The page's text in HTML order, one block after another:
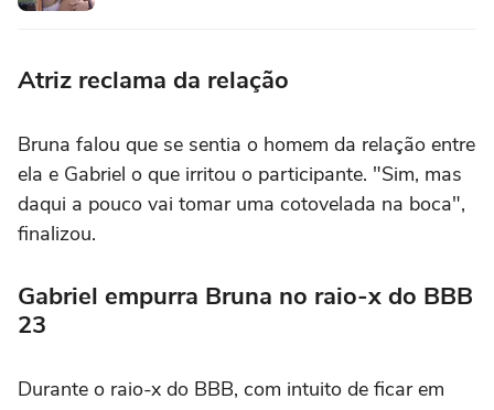
Atriz reclama da relação
Bruna falou que se sentia o homem da relação entre
ela e Gabriel o que irritou o participante. "Sim, mas
daqui a pouco vai tomar uma cotovelada na boca",
finalizou.
Gabriel empurra Bruna no raio-x do BBB
23
Durante o raio-x do BBB, com intuito de ficar em